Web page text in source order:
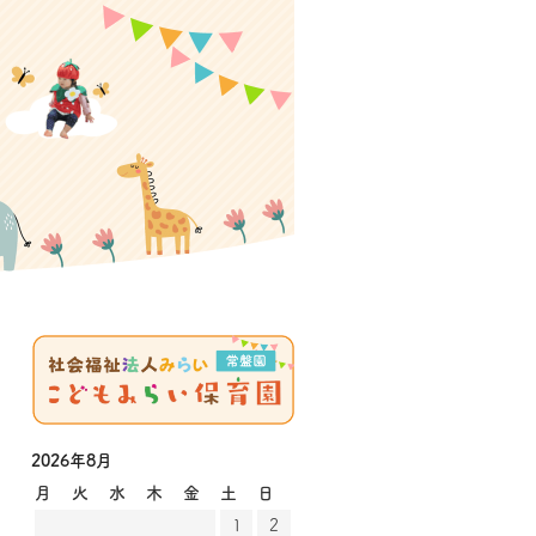
2026年8月
月
火 水 木 金 土
日
1
2